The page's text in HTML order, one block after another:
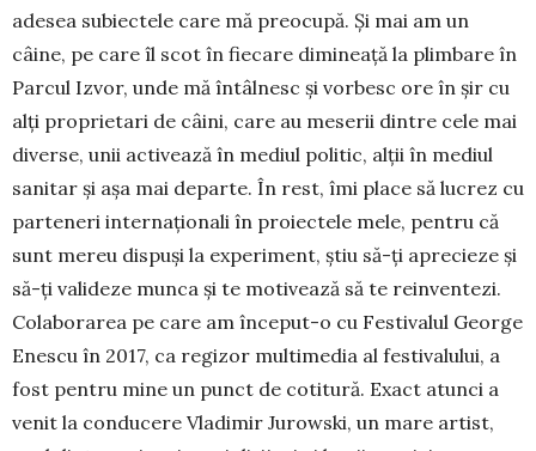
adesea subiectele care mă preocupă. Și mai am un
câine, pe care îl scot în fiecare dimineață la plimbare în
Parcul Izvor, unde mă întâlnesc și vorbesc ore în șir cu
alți proprietari de câini, care au meserii dintre cele mai
diverse, unii activează în mediul politic, alții în mediul
sanitar și așa mai departe. În rest, îmi place să lucrez cu
parteneri in­ter­naționali în proiectele mele, pentru că
sunt mereu dis­puși la experiment, știu să-ți aprecieze și
să-ți va­lideze munca și te motivează să te reinventezi.
Cola­borarea pe care am început-o cu Festivalul George
Enes­cu în 2017, ca regizor multimedia al festiva­lu­lui, a
fost pentru mine un punct de cotitură. Exact atunci a
venit la conducere Vladimir Jurowski, un ma­re artist,